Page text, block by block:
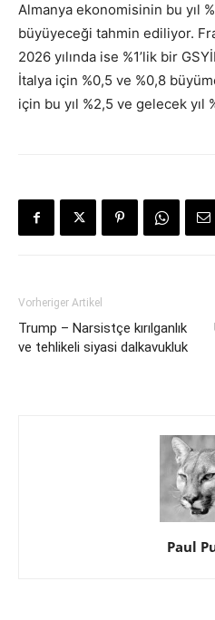
Almanya ekonomisinin bu yıl
büyüyeceği tahmin ediliyor.
2026 yılında ise %1’lik bir
İtalya için %0,5 ve %0,8
için bu yıl %2,5 ve gelecek yıl
Vorheriger Artikel
Trump – Narsistçe kırılganlık
ve tehlikeli siyasi dalkavukluk
Paul